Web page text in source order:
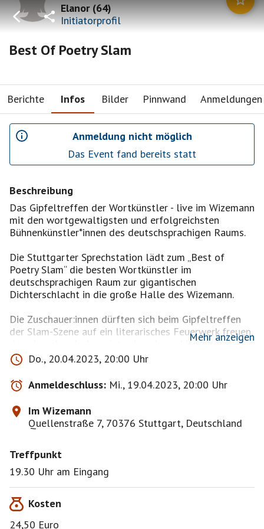
Elanor(64)
Initiatorprofil
Best Of Poetry Slam
Berichte Infos Bilder Pinnwand Anmeldungen
Anmeldung nicht möglich
Das Event fand bereits statt
Beschreibung
Das Gipfeltreffen der Wortkünstler - live im Wizemann
mit den wortgewaltigsten und erfolgreichsten
Bühnenkünstler*innen des deutschsprachigen Raums.
Die Stuttgarter Sprechstation lädt zum „Best of
Poetry Slam“ die besten Wortkünstler im
deutschsprachigen Raum zur gigantischen
Dichterschlacht in die große Halle des Wizemann.
Die Zuschauer:innen dürften sich beim Gipfeltreffen
der Slam-Szene auf ein literarisches Feuerwerk freuen,
das einmal mehr beweist, wie nah, nachhaltig und
pointiert das Wort am Puls der Zeit sein kann. Von
Stand-Up-Reimen bis zur literarischen Comedy, von
Lyrik bis Rap, von Performance-Prosa bis hin zur
klassischen Kurzgeschichte – erlaubt ist, was dem
Auftritt Schliff, Rasanz und literarische Trefferquoten
verspricht – Mitten ins Herzen des Publikums. Den/die
Sieger/in des Abends bestimmt wie immer das
Wie immer laden wir eine Auswahl der
wortgewaltigsten und erfolgreichsten Bühnenpoeten
gibt´s Live-Musik im Rahmenprogramm. Das komplette
Mehr anzeigen
Do., 20.04.2023, 20:00 Uhr
Anmeldeschluss: Mi., 19.04.2023, 20:00 Uhr
Im Wizemann
Quellenstraße 7, 70376 Stuttgart, Deutschland
Treffpunkt
19.30 Uhr am Eingang
Kosten
24,50 Euro